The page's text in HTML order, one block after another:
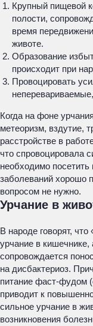
Крупный пищевой
полости,
время
животе.
Образование
происходит при
Провоцировать
Когда на фоне
метеоризм, вздутие,
расстройстве в
что спровоцировала
необходимо
заболеваний хорошо
вопросом не нужно.
Урчание в
В народе говорят,
урчание в
сопровождается
на дисбактериоз.
питание фаст-фудом
приводит к
сильное урчание в
возникновения